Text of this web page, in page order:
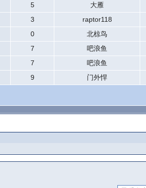
5 大雁
3 raptor118
0 北椋鸟
7 吧浪鱼
7 吧浪鱼
9 门外悍